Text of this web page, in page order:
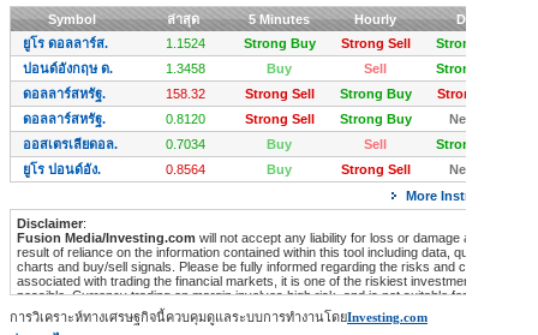
การวิเคราะห์ทางเศรษฐกิจนี้ควบคุมดูแลระบบการทำงานโดยInvesting.com